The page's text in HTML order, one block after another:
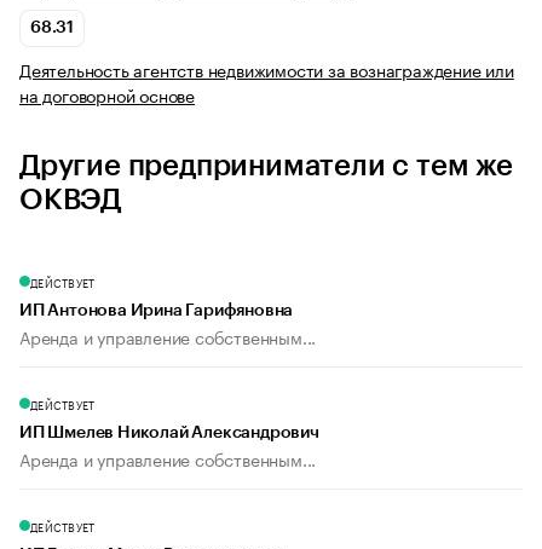
68.31
Деятельность агентств недвижимости за вознаграждение или
на договорной основе
Другие предприниматели с тем же
ОКВЭД
ДЕЙСТВУЕТ
ИП Антонова Ирина Гарифяновна
Аренда и управление собственным...
ДЕЙСТВУЕТ
ИП Шмелев Николай Александрович
Аренда и управление собственным...
ДЕЙСТВУЕТ